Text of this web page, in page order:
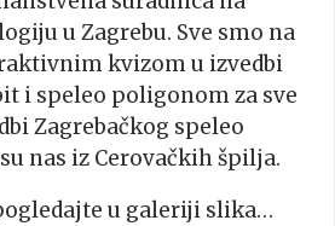
u Zagrebu. Sve smo na
kvizom u izvedbi
i speleo poligonom za sve
Zagrebačkog speleo
nas iz Cerovačkih špilja.
u galeriji slika…